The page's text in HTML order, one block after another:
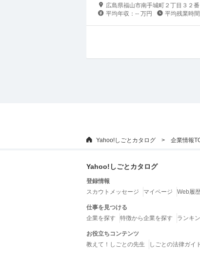
広島県福山市南手城町２丁目３２
平均年収： -- 万円 平均残業時間
Yahoo!しごとカタログ
企業情報
Yahoo!しごとカタログ
登録情報
スカウトメッセージ
マイページ Web履
仕事を見つける
企業を探す
特徴から企業を探す ランキ
お役立ちコンテンツ
教えて！しごとの先生
しごとの法律ガイ